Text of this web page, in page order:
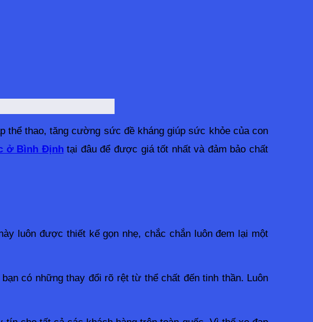
thể thao, tăng cường sức đề kháng giúp sức khỏe của con
ở Bình Định tại đâu để được giá tốt nhất và đảm bảo chất
luôn được thiết kế gọn nhẹ, chắc chắn luôn đem lại một
có những thay đổi rõ rệt từ thể chất đến tinh thần. Luôn